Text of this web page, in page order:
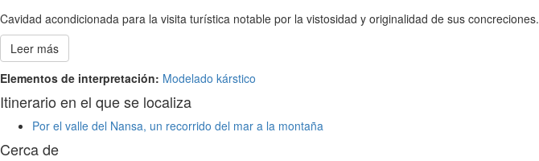
Cavidad acondicionada para la visita turística notable por la vistosidad y originalidad de sus concreciones.
Leer más
Elementos de interpretación: Modelado kárstico
Itinerario en el que se localiza
Por el valle del Nansa, un recorrido del mar a la montaña
Cerca de